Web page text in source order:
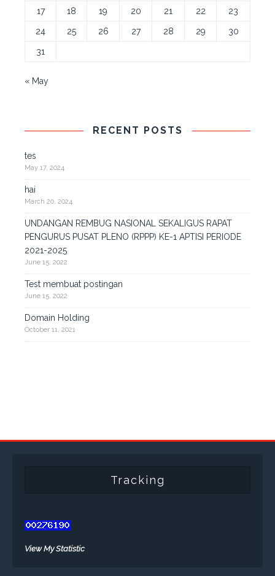
17 18 19 20 21 22 23
24 25 26 27 28 29 30
31
« May
RECENT POSTS
tes
May 17, 2024
hai
March 20, 2024
UNDANGAN REMBUG NASIONAL SEKALIGUS RAPAT
PENGURUS PUSAT PLENO (RPPP) KE-1 APTISI PERIODE
2021-2025
June 15, 2022
Test membuat postingan
June 15, 2022
Domain Holding
October 11, 2021
Tracking
View My Statistic